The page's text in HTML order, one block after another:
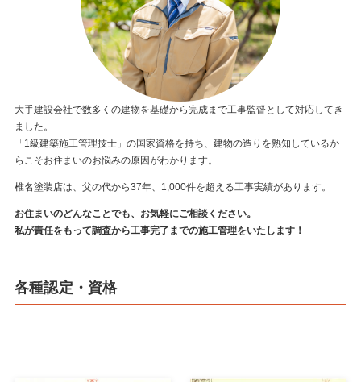
大手建設会社で数多くの建物を基礎から完成まで工事監督として対応してき
ました。
「1級建築施工管理技士」の国家資格を持ち、建物の造りを熟知しているか
らこそお住まいのお悩みの原因がわかります。
椎名塗装店は、父の代から37年、1,000件を超える工事実績があります。
お住まいのどんなことでも、お気軽にご相談ください。
私が責任をもって調査から工事完了までの施工管理をいたします！
各種認定・資格